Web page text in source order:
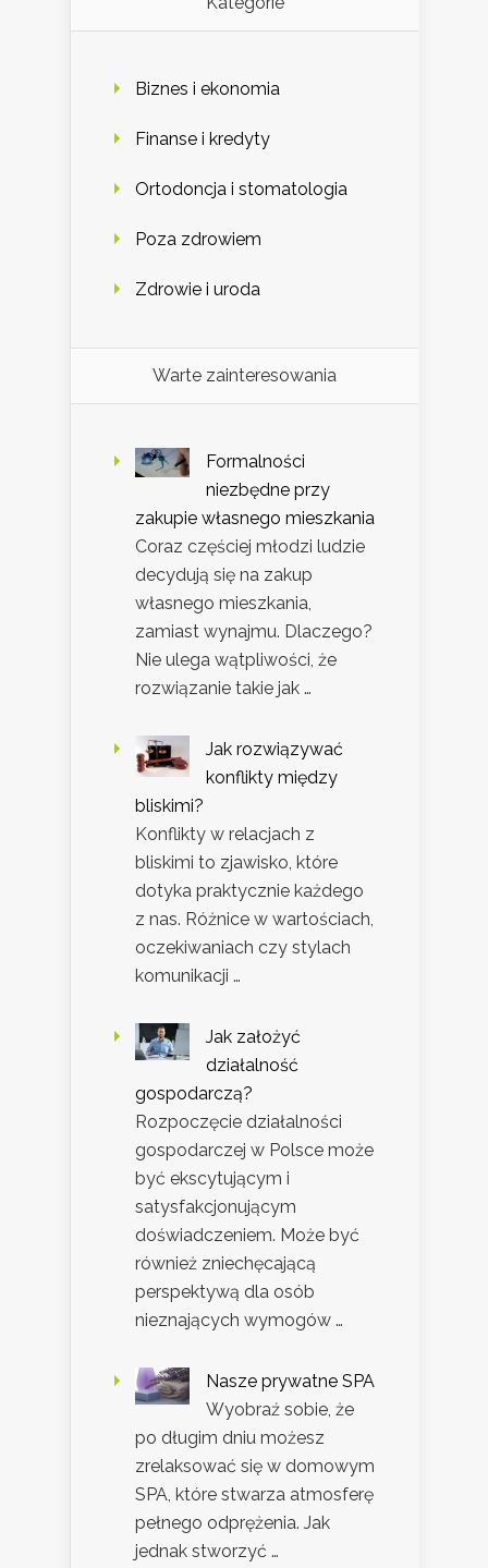
Biznes i ekonomia
Finanse i kredyty
Ortodoncja i stomatologia
Poza zdrowiem
Zdrowie i uroda
Warte zainteresowania
Formalności
niezbędne przy
zakupie własnego mieszkania
Coraz częściej młodzi ludzie
decydują się na zakup
własnego mieszkania,
zamiast wynajmu. Dlaczego?
Nie ulega wątpliwości, że
rozwiązanie takie jak …
Jak rozwiązywać
konflikty między
bliskimi?
Konflikty w relacjach z
bliskimi to zjawisko, które
dotyka praktycznie każdego
z nas. Różnice w wartościach,
oczekiwaniach czy stylach
komunikacji …
Jak założyć
działalność
gospodarczą?
Rozpoczęcie działalności
gospodarczej w Polsce może
być ekscytującym i
satysfakcjonującym
doświadczeniem. Może być
również zniechęcającą
perspektywą dla osób
nieznających wymogów …
Nasze prywatne SPA
Wyobraź sobie, że
po długim dniu możesz
zrelaksować się w domowym
SPA, które stwarza atmosferę
pełnego odprężenia. Jak
jednak stworzyć …